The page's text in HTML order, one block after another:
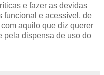
e fazer as devidas
funcional e acessível, de
aquilo que diz querer
pela dispensa de uso do